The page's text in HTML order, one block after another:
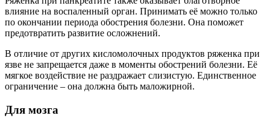
влияние на воспаленный орган. Принимать её можно только
по окончании периода обострения болезни. Она поможет
предотвратить развитие осложнений.
В отличие от других кисломолочных продуктов ряженка при
язве не запрещается даже в моменты обострений болезни. Её
мягкое воздействие не раздражает слизистую. Единственное
ограничение – она должна быть маложирной.
Для мозга